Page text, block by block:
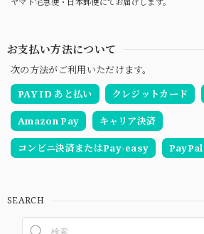
お支払い方法について
次の方法がご利用いただけます。
PAY ID あと払い
クレジットカード
Amazon Pay キャリア決済
コンビニ決済またはPay-easy PayPal
SEARCH